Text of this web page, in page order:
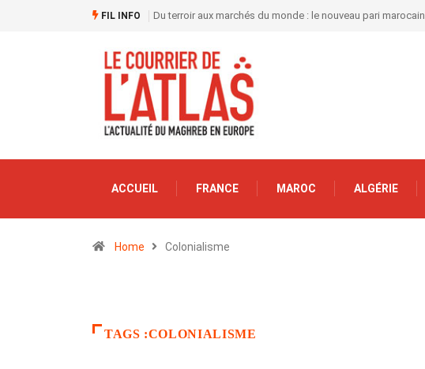
FIL INFO Du terroir aux marchés du monde : le nouveau pari marocain
ACCUEIL FRANCE MAROC ALGÉRIE
Home Colonialisme
TAGS :COLONIALISME